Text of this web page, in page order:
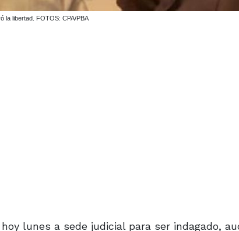
que recuperara la libertad.